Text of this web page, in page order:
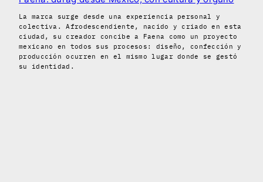
La marca surge desde una experiencia personal y
colectiva. Afrodescendiente, nacido y criado en esta
ciudad, su creador concibe a Faena como un proyecto
mexicano en todos sus procesos: diseño, confección y
producción ocurren en el mismo lugar donde se gestó
su identidad.